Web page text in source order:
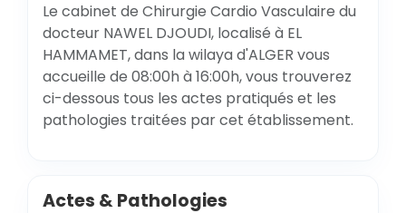
Le cabinet de Chirurgie Cardio Vasculaire du
docteur NAWEL DJOUDI, localisé à EL
HAMMAMET, dans la wilaya d'ALGER vous
accueille de 08:00h à 16:00h, vous trouverez
ci-dessous tous les actes pratiqués et les
pathologies traitées par cet établissement.
Actes & Pathologies